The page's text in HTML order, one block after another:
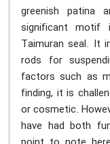
greenish patina
significant motif
Taimuran seal. It
rods for
factors such as
finding, it is
or cosmetic.
have had both